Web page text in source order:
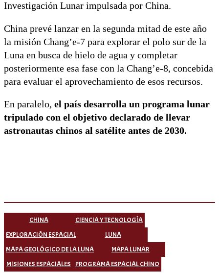
Investigación Lunar impulsada por China.
China prevé lanzar en la segunda mitad de este año
la misión Chang’e-7 para explorar el polo sur de la
Luna en busca de hielo de agua y completar
posteriormente esa fase con la Chang’e-8, concebida
para evaluar el aprovechamiento de esos recursos.
En paralelo, el país desarrolla un programa lunar
tripulado con el objetivo declarado de llevar
astronautas chinos al satélite antes de 2030.
CHINA
CIENCIA Y TECNOLOGÍA
EXPLORACIÓN ESPACIAL
LUNA
MAPA GEOLÓGICO DE LA LUNA
MAPA LUNAR
MISIONES ESPACIALES
PROGRAMA ESPACIAL CHINO